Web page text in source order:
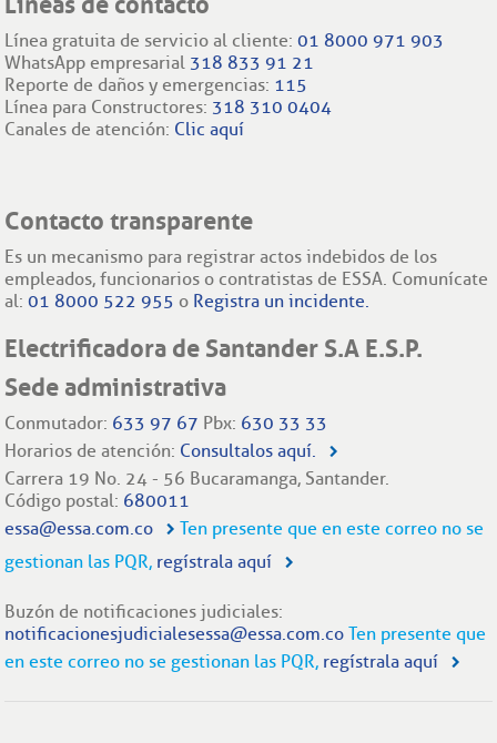
Línea gratuita de servicio al cliente:01 8000 971 903
WhatsApp empresarial 318 833 91 21
Reporte de daños y emergencias: 115
Línea para Constructores: 318 310 0404
Canales de atención: Clic aquí
Contacto transparente
Es un mecanismo para registrar actos indebidos de los
empleados, funcionarios o contratistas de ESSA. Comunícate
al:01 8000 522 955 o Registra un incidente.
Electrificadora de Santander S.A E.S.P.
Sede administrativa
Conmutador: 633 97 67 Pbx: 630 33 33
Horarios de atención: Consultalos aquí.
Carrera 19 No. 24 - 56 Bucaramanga, Santander.
Código postal: 680011
essa@essa.com.co
Ten presente que en este correo no se
gestionan las PQR, regístrala aquí
Buzón de notificaciones judiciales:
notificacionesjudicialesessa@essa.com.co Ten presente que
en este correo no se gestionan las PQR, regístrala aquí